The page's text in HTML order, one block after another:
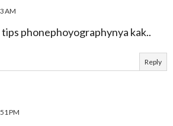
AM
phonephoyographynya kak..
Reply
PM